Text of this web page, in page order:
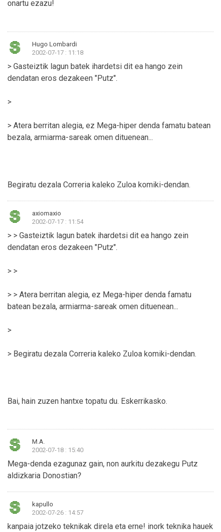
onartu ezazu!
Hugo Lombardi
2002-07-17 : 11:18
> Gasteiztik lagun batek ihardetsi dit ea hango zein
dendatan eros dezakeen "Putz".
>
> Atera berritan alegia, ez Mega-hiper denda famatu batean
bezala, armiarma-sareak omen dituenean...
Begiratu dezala Correria kaleko Zuloa komiki-dendan.
axiomaxio
2002-07-17 : 11:54
> > Gasteiztik lagun batek ihardetsi dit ea hango zein
dendatan eros dezakeen "Putz".
> >
> > Atera berritan alegia, ez Mega-hiper denda famatu
batean bezala, armiarma-sareak omen dituenean...
>
> Begiratu dezala Correria kaleko Zuloa komiki-dendan.
Bai, hain zuzen hantxe topatu du. Eskerrikasko.
M.A.
2002-07-18 : 15:40
Mega-denda ezagunaz gain, non aurkitu dezakegu Putz
aldizkaria Donostian?
kapullo
2002-07-26 : 14:57
kanpaia jotzeko teknikak direla eta erne! inork teknika hauek